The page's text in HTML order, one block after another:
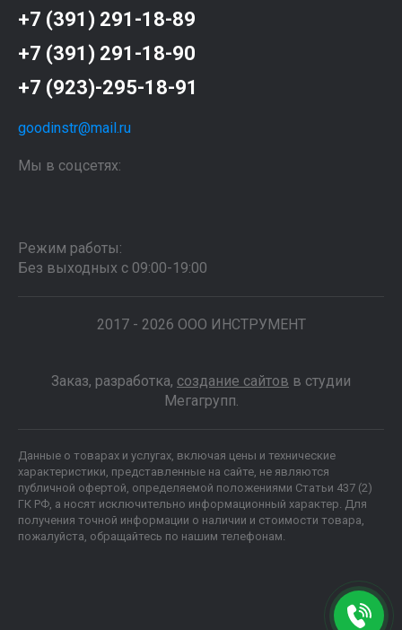
+7 (391) 291-18-89
+7 (391) 291-18-90
+7 (923)-295-18-91
goodinstr@mail.ru
Мы в соцсетях:
Режим работы:
Без выходных с 09:00-19:00
2017 - 2026 ООО ИНСТРУМЕНТ
Заказ, разработка, создание сайтов в студии
Мегагрупп.
Данные о товарах и услугах, включая цены и технические
характеристики, представленные на сайте, не являются
публичной офертой, определяемой положениями Статьи 437 (2)
ГК РФ, а носят исключительно информационный характер. Для
получения точной информации о наличии и стоимости товара,
пожалуйста, обращайтесь по нашим телефонам.